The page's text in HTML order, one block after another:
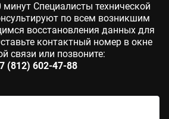
Специалисты технической
по всем возникшим
восстановления данных для
контактный номер в окне
связи или позвоните:
(812) 602-47-88